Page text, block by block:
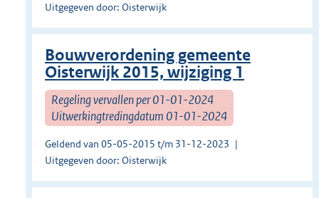
Uitgegeven door: Oisterwijk
Bouwverordening gemeente
Oisterwijk 2015, wijziging 1
Regeling vervallen per 01-01-2024
Uitwerkingtredingdatum 01-01-2024
Geldend van 05-05-2015 t/m 31-12-2023
Uitgegeven door: Oisterwijk